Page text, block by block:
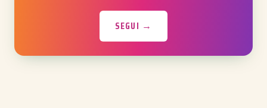
SEGUI →